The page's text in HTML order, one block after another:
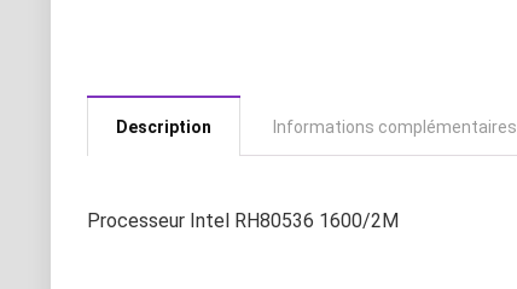
Description Informations complémentaires
Processeur Intel RH80536 1600/2M